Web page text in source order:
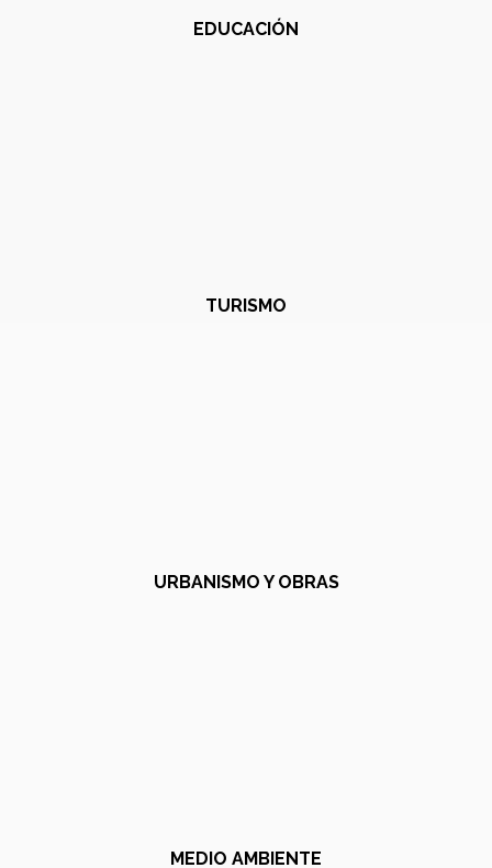
EDUCACIÓN
TURISMO
URBANISMO Y OBRAS
MEDIO AMBIENTE